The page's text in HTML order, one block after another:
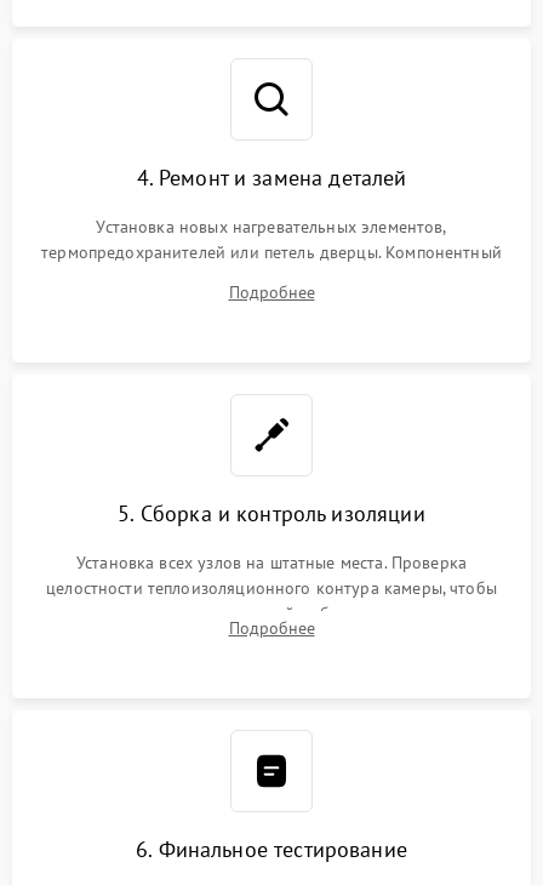
4. Ремонт и замена деталей
Установка новых нагревательных элементов,
термопредохранителей или петель дверцы. Компонентный
выгоревших реле, восстановление контактов и замена
Подробнее
5. Сборка и контроль изоляции
Установка всех узлов на штатные места. Проверка
целостности теплоизоляционного контура камеры, чтобы
исключить перегрев кухонной мебели и потерю тепла.
Надежная фиксация клемм и сборка корпуса шкафа.
Подробнее
6. Финальное тестирование